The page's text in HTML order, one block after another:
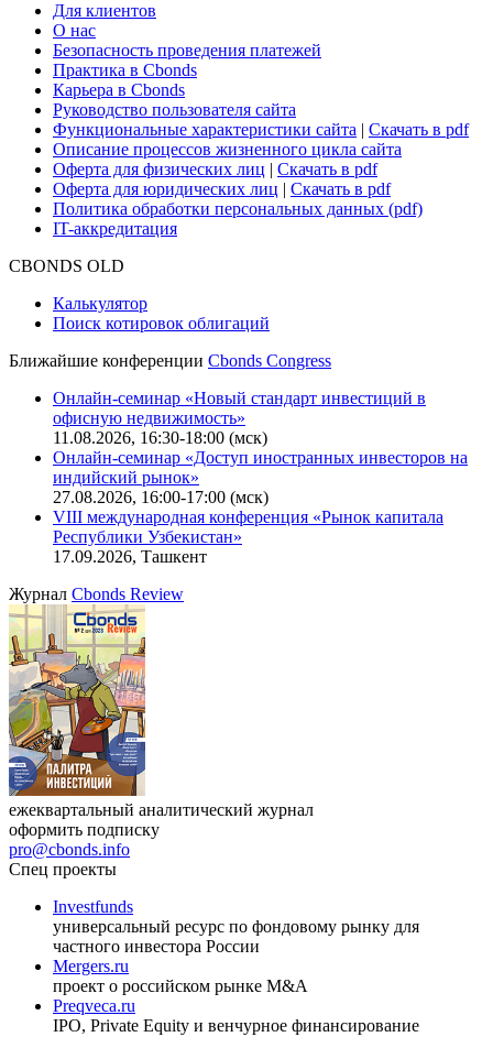
Для клиентов
О нас
Безопасность проведения платежей
Практика в Cbonds
Карьера в Cbonds
Руководство пользователя сайта
Функциональные характеристики сайта | Скачать в pdf
Описание процессов жизненного цикла сайта
Оферта для физических лиц | Скачать в pdf
Оферта для юридических лиц | Скачать в pdf
Политика обработки персональных данных (pdf)
IT-аккредитация
CBONDS OLD
Калькулятор
Поиск котировок облигаций
Ближайшие конференции Cbonds Congress
Онлайн-семинар «Новый стандарт инвестиций в
офисную недвижимость»
11.08.2026, 16:30-18:00 (мск)
Онлайн-семинар «Доступ иностранных инвесторов на
индийский рынок»
27.08.2026, 16:00-17:00 (мск)
VIII международная конференция «Рынок капитала
Республики Узбекистан»
17.09.2026, Ташкент
Журнал Cbonds Review
ежеквартальный аналитический журнал
оформить подписку
pro@cbonds.info
Спец проекты
Investfunds
универсальный ресурс по фондовому рынку для
частного инвестора России
Mergers.ru
проект о российском рынке M&A
Preqveca.ru
IPO, Private Equity и венчурное финансирование